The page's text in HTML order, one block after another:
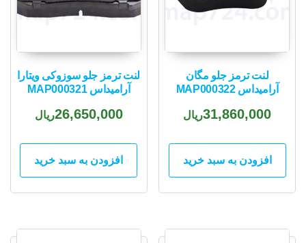
لنت ترمز جلو مگان
آرامیداس MAP000322
31,860,000ریال
افزودن به سبد خرید
لنت ترمز جلو سوزوکی ویتارا
آرامیداس MAP000321
26,650,000ریال
افزودن به سبد خرید